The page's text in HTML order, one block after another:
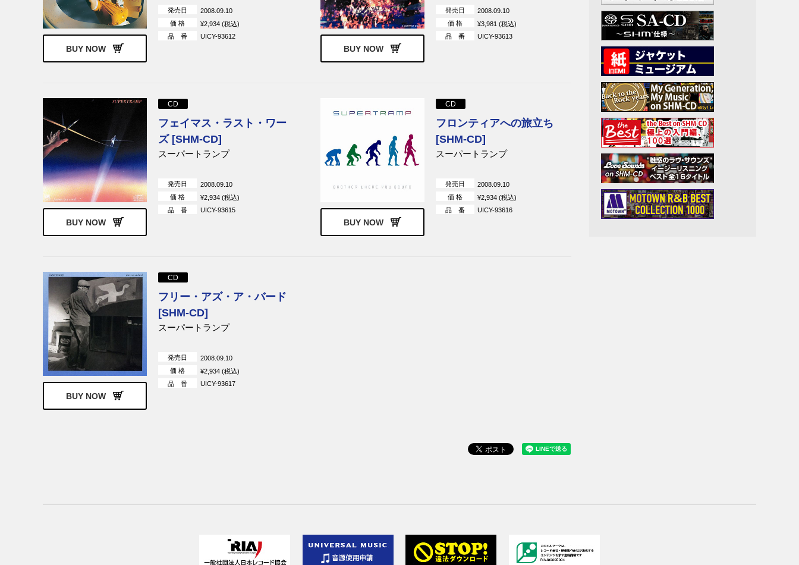
レヴォン・ヘルム
ママス・アンド・パパス
ロキシー・ミュージック
アンドリューオールダム・オ
エルヴィン・ビショップ J.J.ケイル キャプテン・ビヨンド
ブルース・プロジェクト
ジャイルズ・ジャイルズ&フ
TNT
デキシーズ・ミッドナイト・
ランナーズ
ビッグ・カントリー
チャーリー・セクストン
クォーターフラッシュ
ティファニー キム・ワイルド
エリック・バードン&アニマ
ルズ
コモドアーズ
メリー・ジェーン・ガールズ
シャーリーン
ブラッドストーン
グローヴァー・ワシントンJr.
テルマ・ヒューストン
スウィッチ
スリー・ドッグ・ナイト
ジョン・ハイアット
リック・ジェームス
ダズ・バンド
ジャーメイン・ジャクソン
マーヴェレッツ
フォー・トップス ブライアン・アダムス
ドナ・サマー
カエターノ・ヴェローゾ
クロディーヌ・ロンジェ
アイク&ティナ・ターナー
ソニー・チャールズ&ザ・チ
ボビー・コールドウェル
ケニー・ノーラン ダニエル・サフレカ
スティーヴン・ビショップ
アルマゲドン パトゥ メイ・ブリッツ
BUY NOW
発売日
2008.09.10
価 格
¥2,934 (税込)
品 番
UICY-93612
BUY NOW
発売日
2008.09.10
価 格
¥3,981 (税込)
品 番
UICY-93613
BUY NOW
CD
フェイマス・ラスト・ワー
ズ [SHM-CD]
スーパートランプ
発売日
2008.09.10
価 格
¥2,934 (税込)
品 番
UICY-93615
BUY NOW
CD
フロンティアへの旅立ち
[SHM-CD]
スーパートランプ
発売日
2008.09.10
価 格
¥2,934 (税込)
品 番
UICY-93616
BUY NOW
CD
フリー・アズ・ア・バード
[SHM-CD]
スーパートランプ
発売日
2008.09.10
価 格
¥2,934 (税込)
品 番
UICY-93617